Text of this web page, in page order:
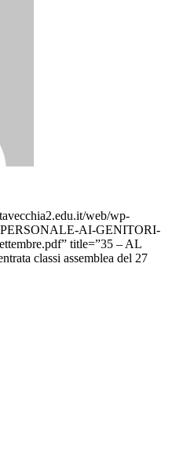
web/wp-
PERSONALE-AI-GENITORI-
title=”35 – AL
classi assemblea del 27